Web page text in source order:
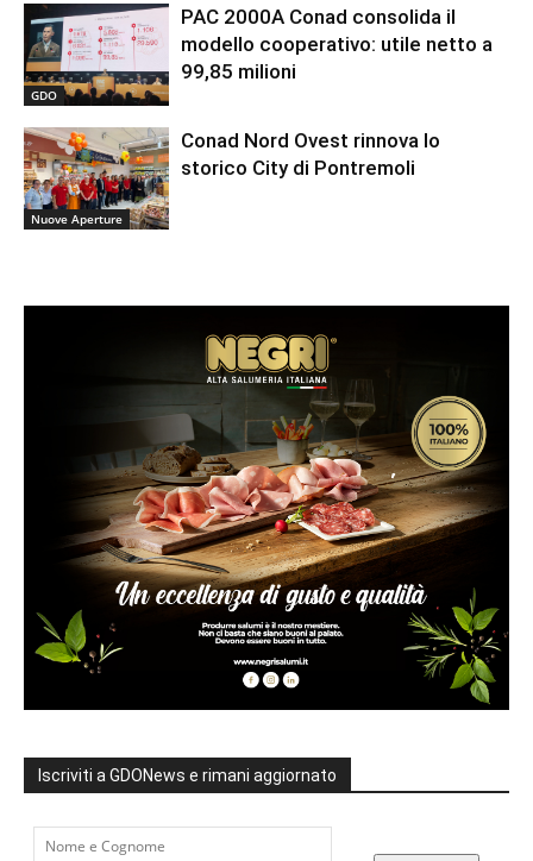
GDO
PAC 2000A Conad consolida il
modello cooperativo: utile netto a
99,85 milioni
Nuove Aperture
Conad Nord Ovest rinnova lo
storico City di Pontremoli
Iscriviti a GDONews e rimani aggiornato